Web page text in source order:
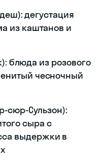
дегустация
из каштанов и
блюда из розового
чесночный
сюр-Сульзон):
сыра с
выдержки в